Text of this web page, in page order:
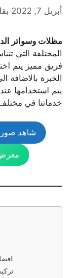
أبريل 7, 2022
مظلات وسواتر
المختلفة التى
فريق مميز يتم
الخبرة بالاضافة
يتم استخدامها
خدماتنا في
شاهد صور